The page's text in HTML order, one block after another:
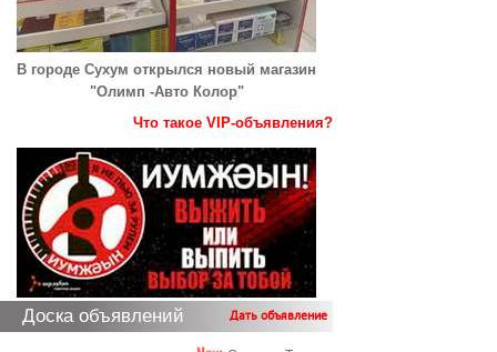
В городе Сухум открылся новый магазин
"Олимп -Авто Колор"
Что такое VIP-объявления?
Доска объявлений Дать объявление